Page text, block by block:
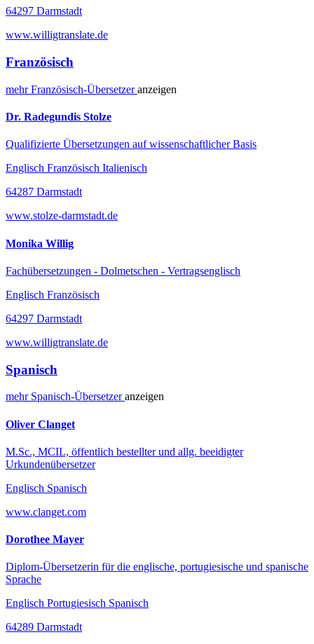
64297 Darmstadt
www.willigtranslate.de
Französisch
mehrFranzösisch-Übersetzeranzeigen
Dr. Radegundis Stolze
Qualifizierte Übersetzungen auf wissenschaftlicher Basis
Englisch Französisch Italienisch
64287 Darmstadt
www.stolze-darmstadt.de
Monika Willig
Fachübersetzungen - Dolmetschen - Vertragsenglisch
Englisch Französisch
64297 Darmstadt
www.willigtranslate.de
Spanisch
mehr Spanisch-Übersetzeranzeigen
Oliver Clanget
M.Sc., MCIL, öffentlich bestellter und allg. beeidigter
Urkundenübersetzer
Englisch Spanisch
www.clanget.com
Dorothee Mayer
Diplom-Übersetzerin für die englische, portugiesische und spanische
Sprache
Englisch Portugiesisch Spanisch
64289 Darmstadt